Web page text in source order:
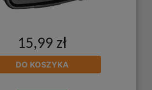
15,99 zł
DO KOSZYKA